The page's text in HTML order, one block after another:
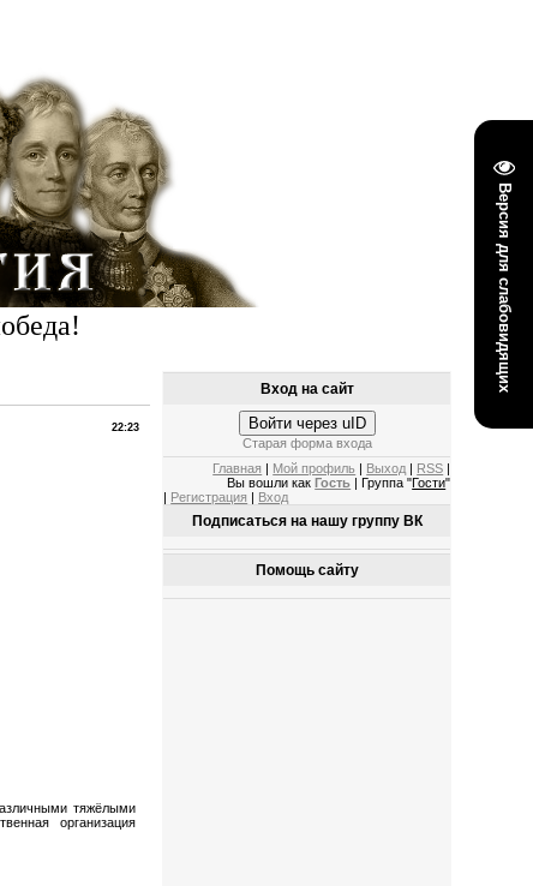
Версия для слабовидящих
22:23
тяжёлыми
организация
Вход на сайт
Войти через uID
Старая форма входа
Главная
Мой профиль Выход RSS
Вы вошли как Гость | Группа "Гости"
Регистрация Вход
Подписаться на нашу группу ВК
Помощь сайту